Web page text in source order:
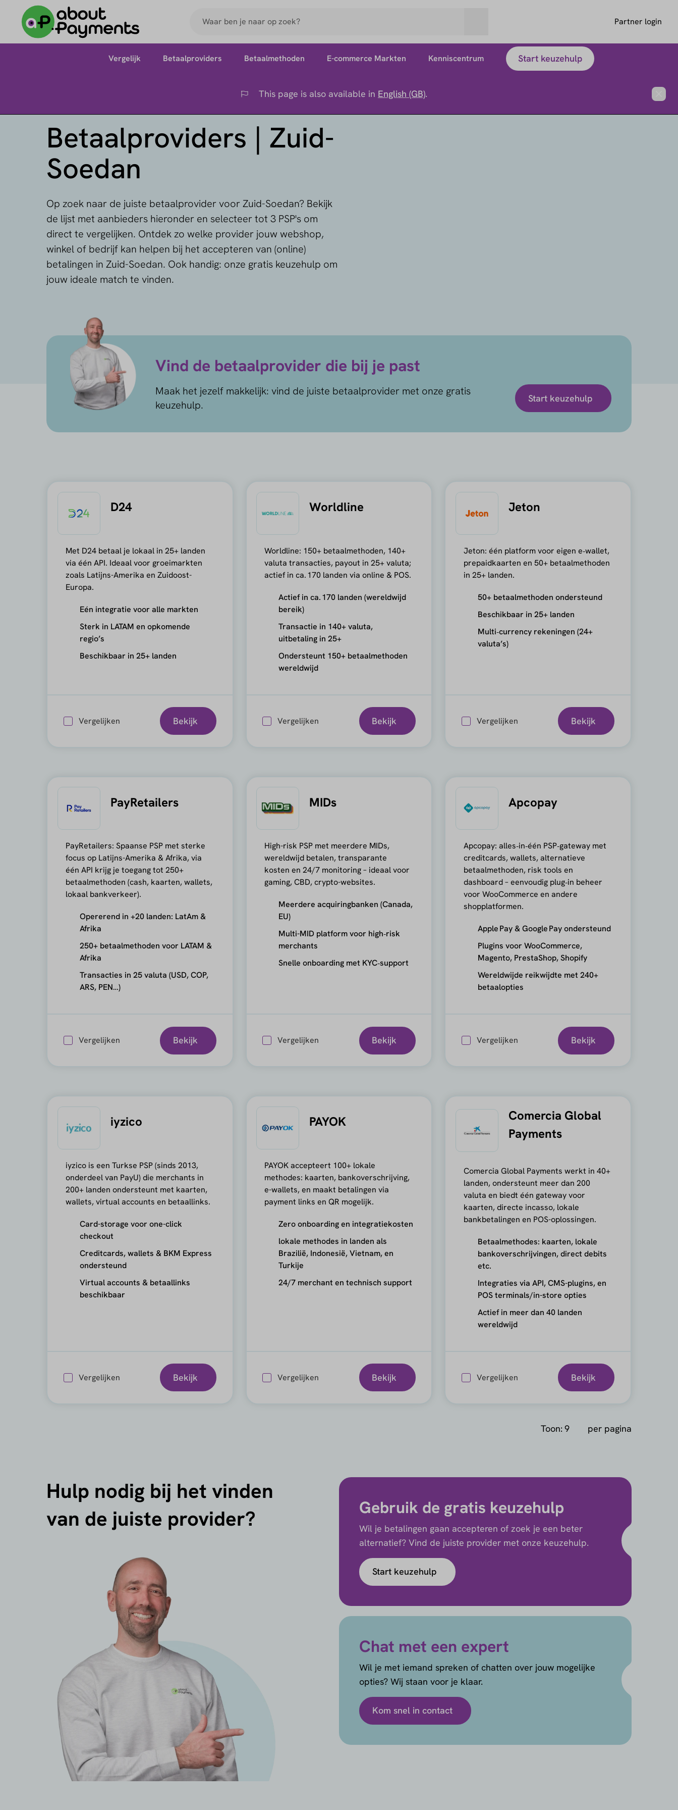
Flag This page is also available in English (GB).
Partner login
Vergelijk Betaalproviders Betaalmethoden E-commerce Markten Kenniscentrum Start keuzehulp
Betaalproviders | Zuid-
Soedan
Op zoek naar de juiste betaalprovider voor Zuid-Soedan? Bekijk
de lijst met aanbieders hieronder en selecteer tot 3 PSP's om
direct te vergelijken. Ontdek zo welke provider jouw webshop,
winkel of bedrijf kan helpen bij het accepteren van (online)
betalingen in Zuid-Soedan. Ook handig: onze gratis keuzehulp om
jouw ideale match te vinden.
Vind de betaalprovider die bij je past
Maak het jezelf makkelijk: vind de juiste betaalprovider met onze gratis
keuzehulp.
Start keuzehulp
D24
Met D24 betaal je lokaal in 25+ landen
via één API. Ideaal voor groeimarkten
zoals Latijns-Amerika en Zuidoost-
Europa.
Eén integratie voor alle markten
Sterk in LATAM en opkomende
regio’s
Beschikbaar in 25+ landen
Vergelijken Bekijk
Worldline
Worldline: 150+ betaalmethoden, 140+
valuta transacties, payout in 25+ valuta;
actief in ca. 170 landen via online & POS.
Actief in ca. 170 landen (wereldwijd
bereik)
Transactie in 140+ valuta,
uitbetaling in 25+
Ondersteunt 150+ betaalmethoden
wereldwijd
Vergelijken Bekijk
Jeton
Jeton: één platform voor eigen e‑wallet,
prepaidkaarten en 50+ betaalmethoden
in 25+ landen.
50+ betaalmethoden ondersteund
Beschikbaar in 25+ landen
Multi‑currency rekeningen (24+
valuta’s)
Vergelijken Bekijk
PayRetailers
PayRetailers: Spaanse PSP met sterke
focus op Latijns-Amerika & Afrika, via
één API krijg je toegang tot 250+
betaalmethoden (cash, kaarten, wallets,
lokaal bankverkeer).
Opererend in +20 landen: LatAm &
Afrika
250+ betaalmethoden voor LATAM &
Afrika
Transacties in 25 valuta (USD, COP,
ARS, PEN…)
Vergelijken Bekijk
MIDs
High-risk PSP met meerdere MIDs,
wereldwijd betalen, transparante
kosten en 24/7 monitoring – ideaal voor
gaming, CBD, crypto-websites.
Meerdere acquiringbanken (Canada,
EU)
Multi-MID platform voor high‑risk
merchants
Snelle onboarding met KYC‑support
Vergelijken Bekijk
Apcopay
Apcopay: alles‑in‑één PSP‑gateway met
creditcards, wallets, alternatieve
betaalmethoden, risk tools en
dashboard – eenvoudig plug‑in beheer
voor WooCommerce en andere
shopplatformen.
Apple Pay & Google Pay ondersteund
Plugins voor WooCommerce,
Magento, PrestaShop, Shopify
Wereldwijde reikwijdte met 240+
betaalopties
Vergelijken Bekijk
iyzico
iyzico is een Turkse PSP (sinds 2013,
onderdeel van PayU) die merchants in
200+ landen ondersteunt met kaarten,
wallets, virtual accounts en betaallinks.
Card-storage voor one-click
checkout
Creditcards, wallets & BKM Express
ondersteund
Virtual accounts & betaallinks
beschikbaar
Vergelijken Bekijk
PAYOK
PAYOK accepteert 100+ lokale
methodes: kaarten, bankoverschrijving,
e-wallets, en maakt betalingen via
payment links en QR mogelijk.
Zero onboarding en integratiekosten
lokale methodes in landen als
Brazilië, Indonesië, Vietnam, en
Turkije
24/7 merchant en technisch support
Vergelijken Bekijk
Comercia Global
Payments
Comercia Global Payments werkt in 40+
landen, ondersteunt meer dan 200
valuta en biedt één gateway voor
kaarten, directe incasso, lokale
bankbetalingen en POS-oplossingen.
Betaalmethodes: kaarten, lokale
bankoverschrijvingen, direct debits
etc.
Integraties via API, CMS-plugins, en
POS terminals/in-store opties
Actief in meer dan 40 landen
wereldwijd
Vergelijken Bekijk
Toon: per pagina
Hulp nodig bij het vinden
van de juiste provider?
Gebruik de gratis keuzehulp
Wil je betalingen gaan accepteren of zoek je een beter
alternatief? Vind de juiste provider met onze keuzehulp.
Start keuzehulp
Chat met een expert
Wil je met iemand spreken of chatten over jouw mogelijke
opties? Wij staan voor je klaar.
Kom snel in contact